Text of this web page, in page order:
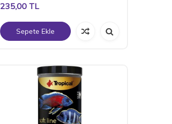
235,00TL
Sepete Ekle